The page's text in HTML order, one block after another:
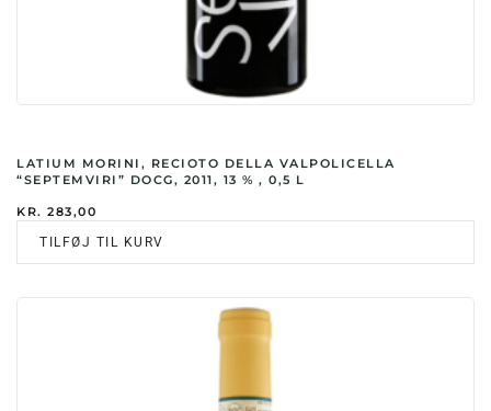
LATIUM MORINI, RECIOTO DELLA VALPOLICELLA
“SEPTEMVIRI” DOCG, 2011, 13 % , 0,5 L
KR. 283,00
TILFØJ TIL KURV